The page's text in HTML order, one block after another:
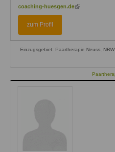
coaching-huesgen.de (link
zum Profil
Einzugsgebiet: Paartherapie Neuss, NRW